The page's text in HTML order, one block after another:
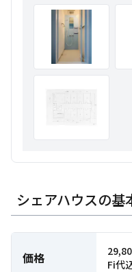
シェアハウスの基
価格
Fi代